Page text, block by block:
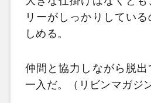
リーがしっかりしてい
しめる。
仲間と協力しながら脱
一入だ。（リビンマガジ